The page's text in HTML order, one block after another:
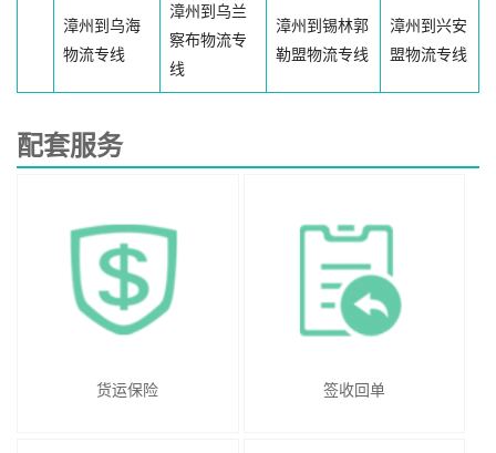
漳州到乌海
物流专线
漳州到乌兰
察布物流专
线
漳州到锡林郭
勒盟物流专线
漳州到兴安
盟物流专线
配套服务
货运保险 签收回单